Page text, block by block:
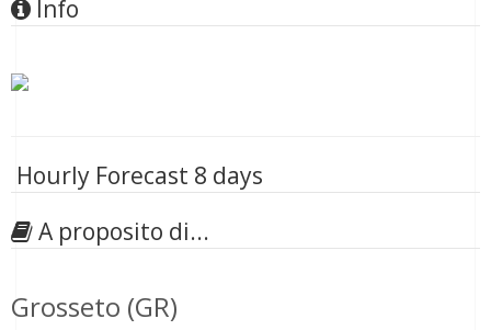
Info
Hourly Forecast 8 days
A proposito di...
Grosseto (GR)